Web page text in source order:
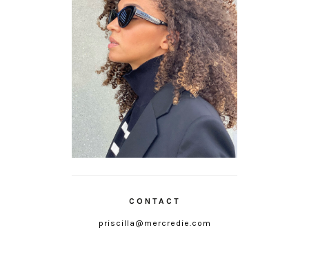
CONTACT
priscilla@mercredie.com